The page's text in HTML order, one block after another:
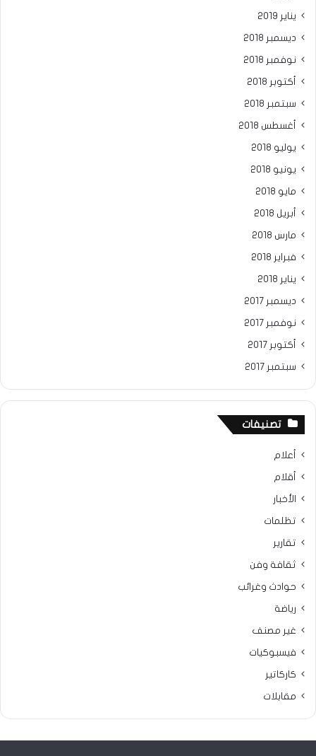
يناير 2019
ديسمبر 2018
نوفمبر 2018
أكتوبر 2018
سبتمبر 2018
أغسطس 2018
يوليو 2018
يونيو 2018
مايو 2018
أبريل 2018
مارس 2018
فبراير 2018
يناير 2018
ديسمبر 2017
نوفمبر 2017
أكتوبر 2017
سبتمبر 2017
تصنيفات
أعلام
أقلام
الأخبار
تظلمات
تقارير
ثقافة وفن
حوادث وغرائب
رياضة
غير مصنف
فيسبوكيات
كاركاتير
مقابلات